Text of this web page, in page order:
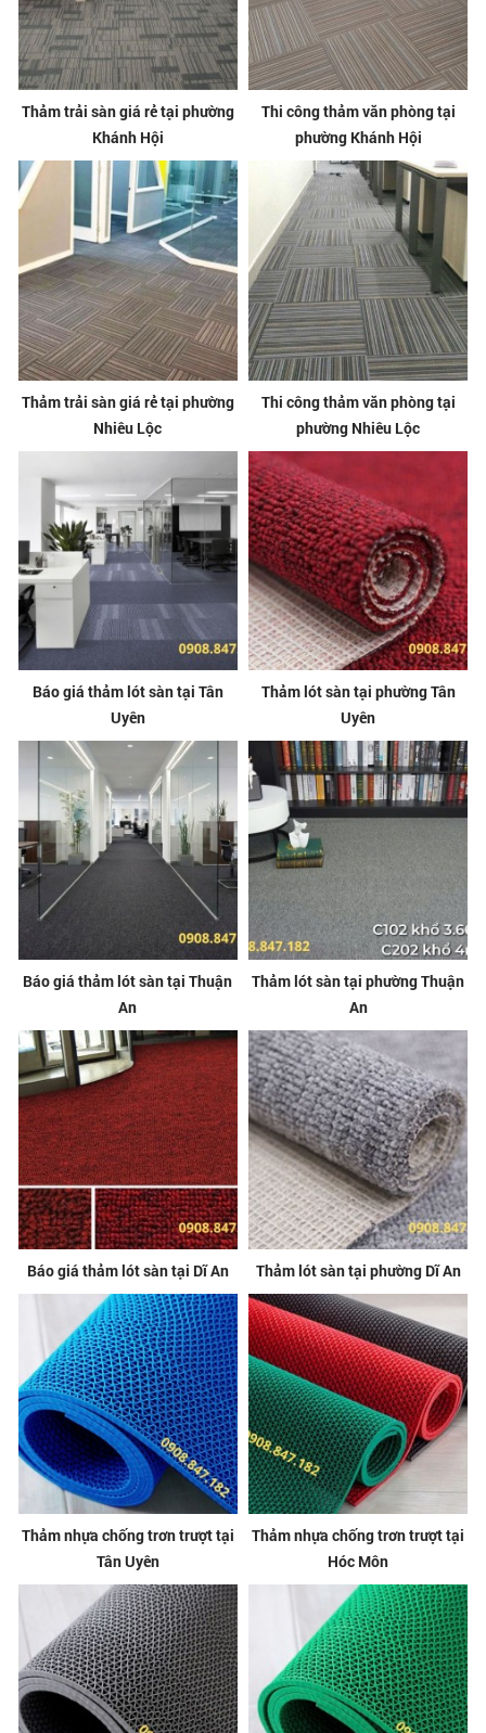
Thảm trải sàn giá rẻ tại phường
Khánh Hội
Thi công thảm văn phòng tại
phường Khánh Hội
Thảm trải sàn giá rẻ tại phường
Nhiêu Lộc
Thi công thảm văn phòng tại
phường Nhiêu Lộc
Báo giá thảm lót sàn tại Tân
Uyên
Thảm lót sàn tại phường Tân
Uyên
Báo giá thảm lót sàn tại Thuận
An
Thảm lót sàn tại phường Thuận
An
Báo giá thảm lót sàn tại Dĩ An Thảm lót sàn tại phường Dĩ An
Thảm nhựa chống trơn trượt tại
Tân Uyên
Thảm nhựa chống trơn trượt tại
Hóc Môn